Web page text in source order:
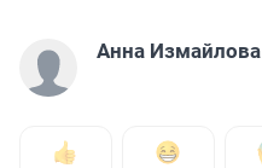
Анна Измайлова